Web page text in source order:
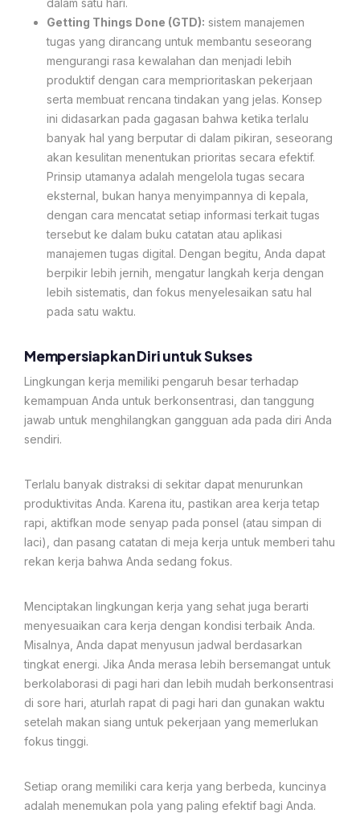
dalam satu hari.
Getting Things Done (GTD): sistem manajemen
tugas yang dirancang untuk membantu seseorang
mengurangi rasa kewalahan dan menjadi lebih
produktif dengan cara memprioritaskan pekerjaan
serta membuat rencana tindakan yang jelas. Konsep
ini didasarkan pada gagasan bahwa ketika terlalu
banyak hal yang berputar di dalam pikiran, seseorang
akan kesulitan menentukan prioritas secara efektif.
Prinsip utamanya adalah mengelola tugas secara
eksternal, bukan hanya menyimpannya di kepala,
dengan cara mencatat setiap informasi terkait tugas
tersebut ke dalam buku catatan atau aplikasi
manajemen tugas digital. Dengan begitu, Anda dapat
berpikir lebih jernih, mengatur langkah kerja dengan
lebih sistematis, dan fokus menyelesaikan satu hal
pada satu waktu.
Mempersiapkan Diri untuk Sukses
Lingkungan kerja memiliki pengaruh besar terhadap
kemampuan Anda untuk berkonsentrasi, dan tanggung
jawab untuk menghilangkan gangguan ada pada diri Anda
sendiri.
Terlalu banyak distraksi di sekitar dapat menurunkan
produktivitas Anda. Karena itu, pastikan area kerja tetap
rapi, aktifkan mode senyap pada ponsel (atau simpan di
laci), dan pasang catatan di meja kerja untuk memberi tahu
rekan kerja bahwa Anda sedang fokus.
Menciptakan lingkungan kerja yang sehat juga berarti
menyesuaikan cara kerja dengan kondisi terbaik Anda.
Misalnya, Anda dapat menyusun jadwal berdasarkan
tingkat energi. Jika Anda merasa lebih bersemangat untuk
berkolaborasi di pagi hari dan lebih mudah berkonsentrasi
di sore hari, aturlah rapat di pagi hari dan gunakan waktu
setelah makan siang untuk pekerjaan yang memerlukan
fokus tinggi.
Setiap orang memiliki cara kerja yang berbeda, kuncinya
adalah menemukan pola yang paling efektif bagi Anda.